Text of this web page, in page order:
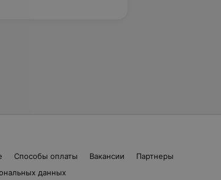
Способы оплаты Вакансии
Партнеры
данных